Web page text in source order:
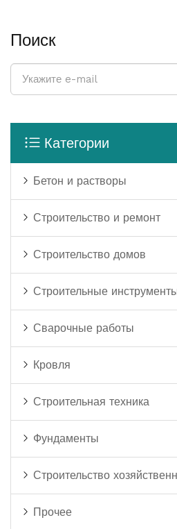
Поиск
Категории
Бетон и растворы
Строительство и ремонт
Строительство домов
Строительные
Сварочные работы
Кровля
Строительная техника
Фундаменты
Строительство
Прочее